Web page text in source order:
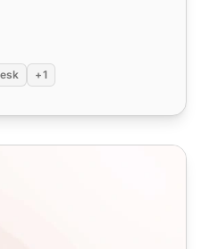
+1
Понимание ключевых